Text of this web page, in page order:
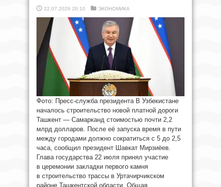
22.07.2026 20:10 ЭКОНОМИКА
Фото: Пресс-служба президента В Узбекистане
началось строительство новой платной дороги
Ташкент — Самарканд стоимостью почти 2,2
млрд долларов. После её запуска время в пути
между городами должно сократиться с 5 до 2,5
часа, сообщил президент Шавкат Мирзиёев.
Глава государства 22 июля принял участие
в церемонии закладки первого камня
в строительство трассы в Уртачирчикском
районе Ташкентской области. Общая